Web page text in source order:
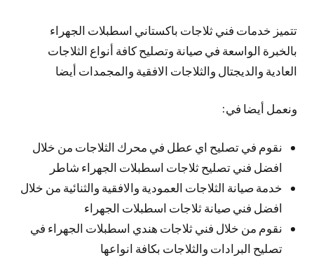
تتميز خدمات فني ثلاجات باكستاني اسطبلات الجهراء
بالخبرة الواسعة في صيانة وتصليح كافة أنواع الثلاجات
العادية والديجتال والثلاجات الافقية والمجمدات أيضا
ونعمل أيضا في:
نقوم في تصليح اي عطل في محرك الثلاجات من خلال
افضل فني تصليح ثلاجات اسطبلات الجهراء شاطر
خدمة صيانة الثلاجات العمودية والافقية والثنائية من خلال
افضل فني صيانة ثلاجات اسطبلات الجهراء
نقوم من خلال فني ثلاجات هندي اسطبلات الجهراء في
تصليح البرادات والثلاجات بكافة انواعها